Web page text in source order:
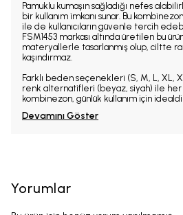
Pamuklu kumaşın sağladığı nefes
bir kullanım imkanı sunar. Bu
ile de kullanıcıların güvenle tercih
FSM1453 markası altında üretilen bu
materyallerle tasarlanmış olup, ciltte
kaşındırmaz.
Farklı beden seçenekleri (S, M, L, XL,
renk alternatifleri (beyaz, siyah) ile
kombinezon, günlük kullanım için
Devamını Göster
Yorumlar